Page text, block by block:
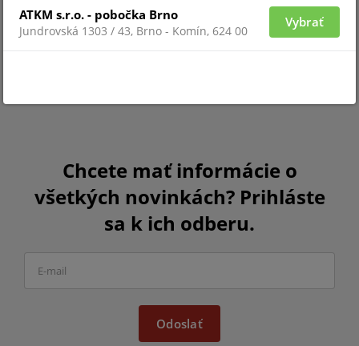
Chcete mať informácie o
všetkých novinkách? Prihláste
sa k ich odberu.
Odoslať
ATKM s.r.o. - pobočka Brno
Jundrovská 1303 / 43, Brno - Komín, 624 00
Vybrať